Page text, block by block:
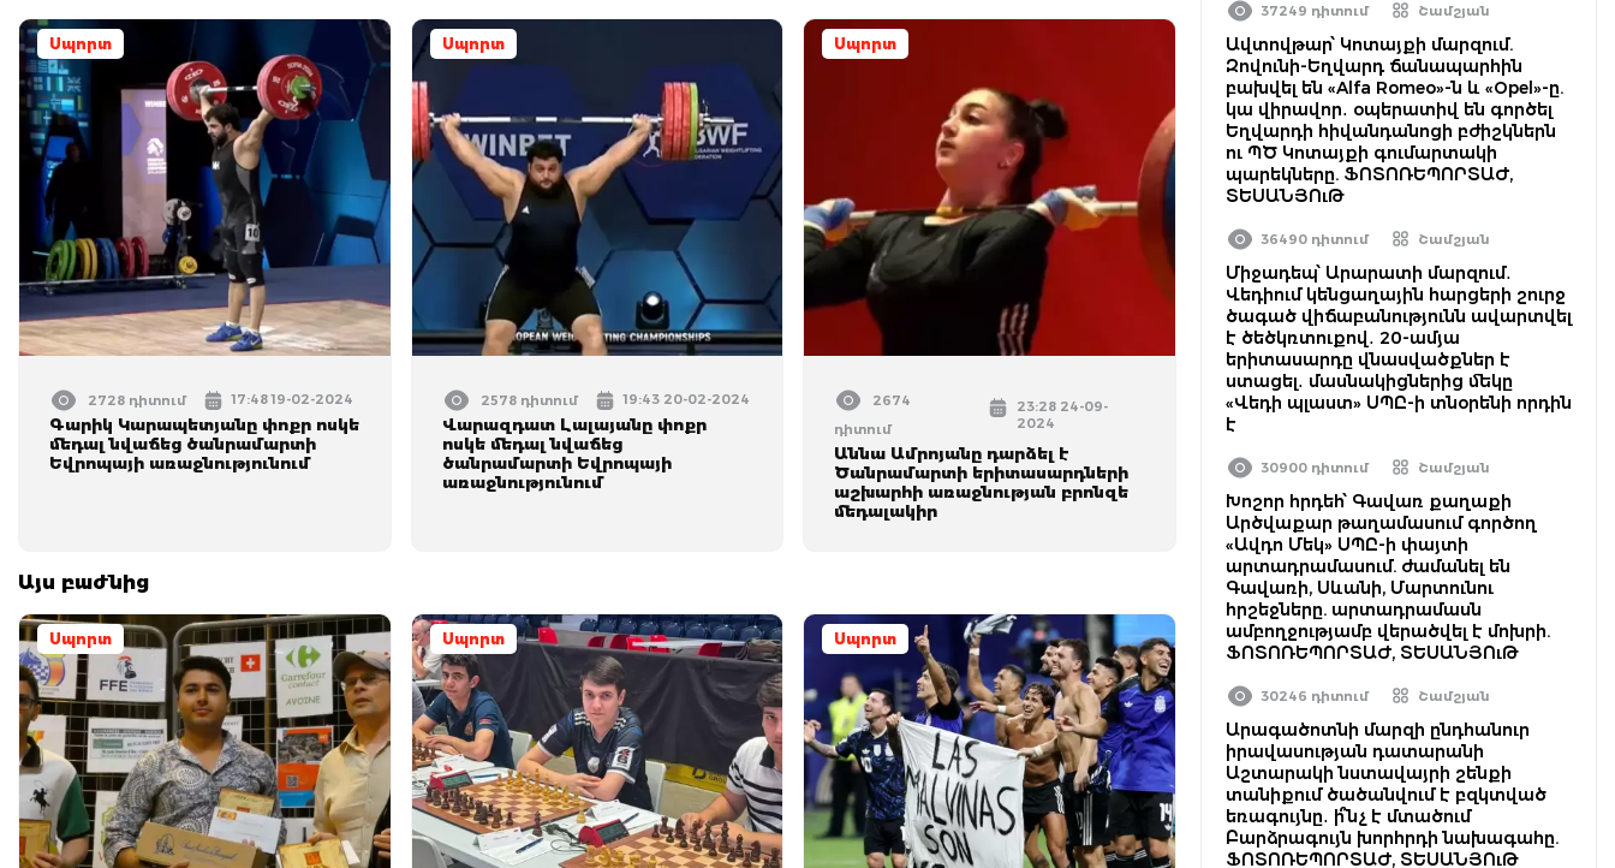
Սպորտ
2728 դիտում 17:48 19-02-2024
Գարիկ Կարապետյանը փոքր ոսկե
մեդալ նվաճեց ծանրամարտի
Եվրոպայի առաջնությունում
Սպորտ
2578 դիտում 19:43 20-02-2024
Վարազդատ Լալայանը փոքր
ոսկե մեդալ նվաճեց
ծանրամարտի Եվրոպայի
առաջնությունում
Սպորտ
2674
դիտում
23:28 24-09-
2024
Աննա Ամրոյանը դարձել է
Ծանրամարտի երիտասարդների
աշխարհի առաջնության բրոնզե
մեդալակիր
Այս բաժնից
Սպորտ Սպորտ Սպորտ
37249 դիտում Շամշյան
Ավտովթար՝ Կոտայքի մարզում.
Զովունի-Եղվարդ ճանապարհին
բախվել են «Alfa Romeo»-ն և «Opel»-ը.
կա վիրավոր․ օպերատիվ են գործել
Եղվարդի հիվանդանոցի բժիշկներն
ու ՊԾ Կոտայքի գումարտակի
պարեկները. ՖՈՏՈՌԵՊՈՐՏԱԺ,
ՏԵՍԱՆՅՈւԹ
36490 դիտում Շամշյան
Միջադեպ՝ Արարատի մարզում․
Վեդիում կենցաղային հարցերի շուրջ
ծագած վիճաբանությունն ավարտվել
է ծեծկռտուքով․ 20-ամյա
երիտասարդը վնասվածքներ է
ստացել․ մասնակիցներից մեկը
«Վեդի պլաստ» ՍՊԸ-ի տնօրենի որդին
է
30900 դիտում Շամշյան
Խոշոր հրդեհ՝ Գավառ քաղաքի
Արծվաքար թաղամասում գործող
«Ավդո Մեկ» ՍՊԸ-ի փայտի
արտադրամասում. ժամանել են
Գավառի, Սևանի, Մարտունու
հրշեջները. արտադրամասն
ամբողջությամբ վերածվել է մոխրի.
ՖՈՏՈՌԵՊՈՐՏԱԺ, ՏԵՍԱՆՅՈւԹ
30246 դիտում Շամշյան
Արագածոտնի մարզի ընդհանուր
իրավասության դատարանի
Աշտարակի նստավայրի շենքի
տանիքում ծածանվում է բզկտված
եռագույնը․ ի՞նչ է մտածում
Բարձրագույն խորհրդի նախագահը.
ՖՈՏՈՌԵՊՈՐՏԱԺ, ՏԵՍԱՆՅՈւԹ